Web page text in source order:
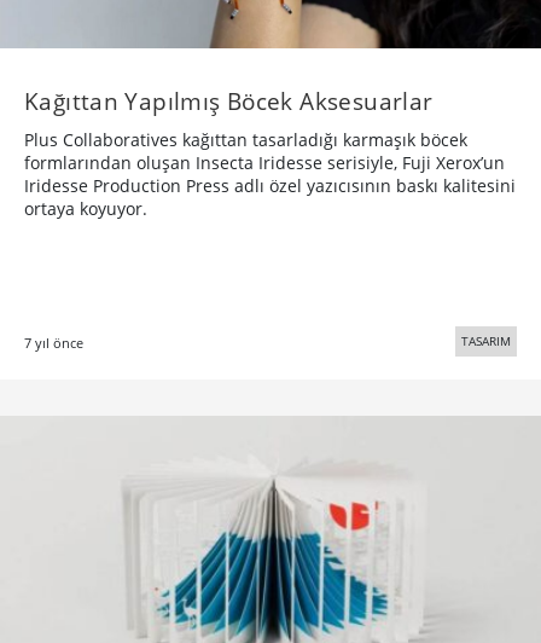
Kağıttan Yapılmış Böcek Aksesuarlar
Plus Collaboratives kağıttan tasarladığı karmaşık böcek
formlarından oluşan Insecta Iridesse serisiyle, Fuji Xerox’un
Iridesse Production Press adlı özel yazıcısının baskı kalitesini
ortaya koyuyor.
7 yıl önce TASARIM